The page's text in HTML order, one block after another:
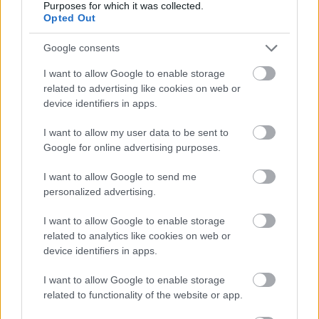
Purposes for which it was collected.
Opted Out
Google consents
I want to allow Google to enable storage
related to advertising like cookies on web or
device identifiers in apps.
I want to allow my user data to be sent to
Google for online advertising purposes.
I want to allow Google to send me
personalized advertising.
I want to allow Google to enable storage
related to analytics like cookies on web or
device identifiers in apps.
I want to allow Google to enable storage
related to functionality of the website or app.